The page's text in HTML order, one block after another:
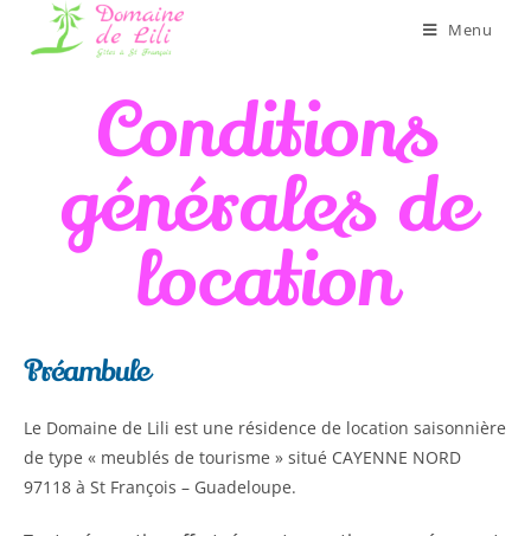
Menu
Conditions
générales de
location
Préambule
Le Domaine de Lili est une résidence de location saisonnière
de type « meublés de tourisme » situé CAYENNE NORD
97118 à St François – Guadeloupe.